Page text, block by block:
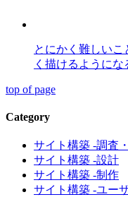
とにかく難しい
く描けるようにな
top of page
Category
サイト構築 -調査
サイト構築 -設計
サイト構築 -制作
サイト構築 -ユー